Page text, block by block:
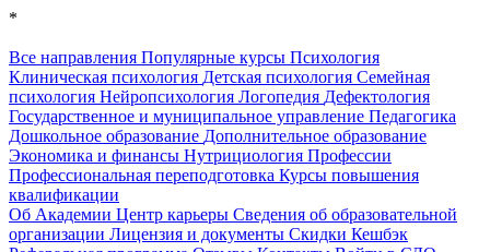
*
Все направления Популярные курсы Психология
Клиническая психология Детская психология Семейная
психология Нейропсихология Логопедия Дефектология
Государственное и муниципальное управление Педагогика
Дошкольное образование Дополнительное образование
Экономика и финансы Нутрициология Профессии
Профессиональная переподготовка Курсы повышения
квалификации
Об Академии Центр карьеры Сведения об образовательной
организации Лицензия и документы Скидки Кешбэк